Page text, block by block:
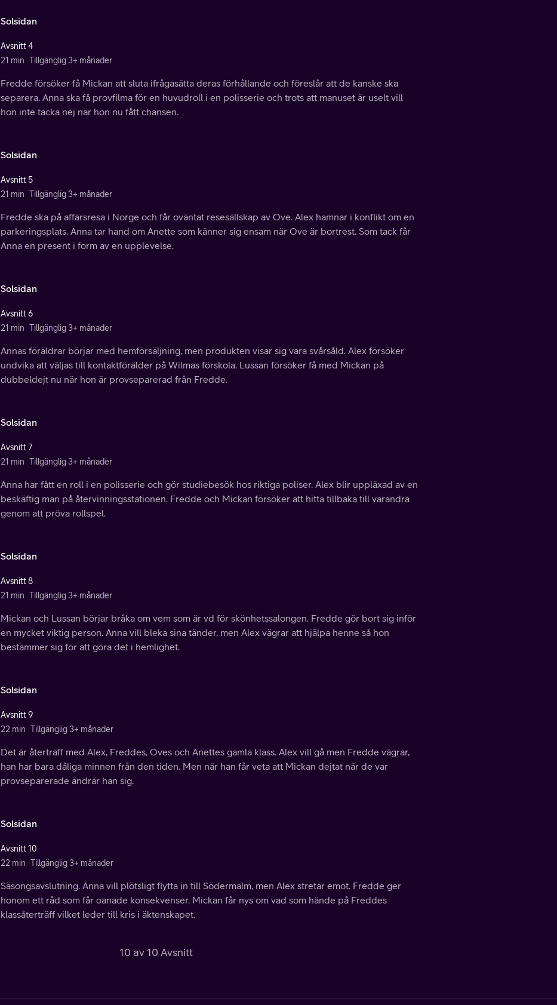
Solsidan
Avsnitt 4
21 min Tillgänglig 3+ månader
Fredde försöker få Mickan att sluta ifrågasätta deras förhållande och föreslår att de kanske ska
separera. Anna ska få provfilma för en huvudroll i en polisserie och trots att manuset är uselt vill
hon inte tacka nej när hon nu fått chansen.
Solsidan
Avsnitt 5
21 min Tillgänglig 3+ månader
Fredde ska på affärsresa i Norge och får oväntat resesällskap av Ove. Alex hamnar i konflikt om en
parkeringsplats. Anna tar hand om Anette som känner sig ensam när Ove är bortrest. Som tack får
Anna en present i form av en upplevelse.
Solsidan
Avsnitt 6
21 min Tillgänglig 3+ månader
Annas föräldrar börjar med hemförsäljning, men produkten visar sig vara svårsåld. Alex försöker
undvika att väljas till kontaktförälder på Wilmas förskola. Lussan försöker få med Mickan på
dubbeldejt nu när hon är provseparerad från Fredde.
Solsidan
Avsnitt 7
21 min Tillgänglig 3+ månader
Anna har fått en roll i en polisserie och gör studiebesök hos riktiga poliser. Alex blir uppläxad av en
beskäftig man på återvinningsstationen. Fredde och Mickan försöker att hitta tillbaka till varandra
genom att pröva rollspel.
Solsidan
Avsnitt 8
21 min Tillgänglig 3+ månader
Mickan och Lussan börjar bråka om vem som är vd för skönhetssalongen. Fredde gör bort sig inför
en mycket viktig person. Anna vill bleka sina tänder, men Alex vägrar att hjälpa henne så hon
bestämmer sig för att göra det i hemlighet.
Solsidan
Avsnitt 9
22 min Tillgänglig 3+ månader
Det är återträff med Alex, Freddes, Oves och Anettes gamla klass. Alex vill gå men Fredde vägrar,
han har bara dåliga minnen från den tiden. Men när han får veta att Mickan dejtat när de var
provseparerade ändrar han sig.
Solsidan
Avsnitt 10
22 min Tillgänglig 3+ månader
Säsongsavslutning. Anna vill plötsligt flytta in till Södermalm, men Alex stretar emot. Fredde ger
honom ett råd som får oanade konsekvenser. Mickan får nys om vad som hände på Freddes
klassåterträff vilket leder till kris i äktenskapet.
10 av 10 Avsnitt